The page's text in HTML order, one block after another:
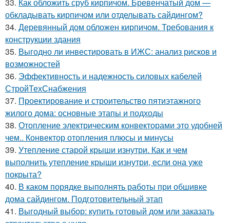
обкладывать кирпичом или отделывать сайдингом?
34. Деревянный дом обложен кирпичом. Требования к
конструкции здания
35. Выгодно ли инвестировать в ИЖС: анализ рисков и
возможностей
36. Эффективность и надежность силовых кабелей
СтройТехСнабжения
37. Проектирование и строительство пятиэтажного
жилого дома: основные этапы и подходы
38. Отопление электрическим конвекторами это удобней
чем.. Конвектор отопления плюсы и минусы
39. Утепление старой крыши изнутри. Как и чем
выполнить утепление крыши изнутри, если она уже
покрыта?
40. В каком порядке выполнять работы при обшивке
дома сайдингом. Подготовительный этап
41. Выгодный выбор: купить готовый дом или заказать